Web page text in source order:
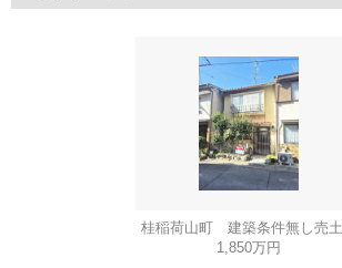
桂稲荷山町 建築条件無し売
1,850万円